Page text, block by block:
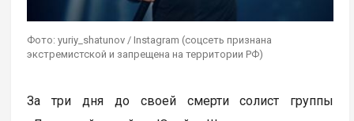
Фото: yuriy_shatunov / Instagram (соцсеть признана
экстремистской и запрещена на территории РФ)
За три дня до своей смерти солист группы